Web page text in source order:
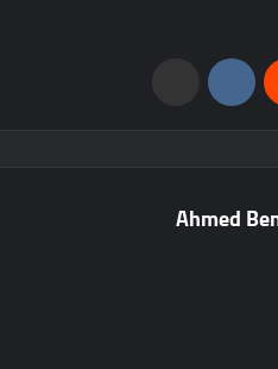
Ahmed